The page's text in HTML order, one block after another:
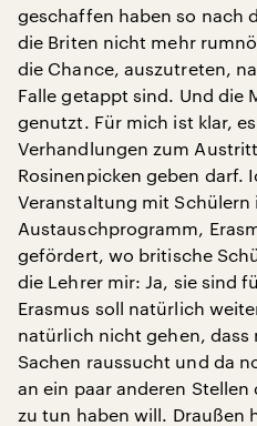
geschaffen haben so nach
die Briten nicht mehr
die Chance, auszutreten,
Falle getappt sind. Und die
genutzt. Für mich ist klar,
Verhandlungen zum
Rosinenpicken geben darf.
Veranstaltung mit Schülern
Austauschprogramm,
gefördert, wo britische
die Lehrer mir: Ja, sie sind
Erasmus soll natürlich
natürlich nicht gehen, dass
Sachen raussucht und da
an ein paar anderen
zu tun haben will. Draußen